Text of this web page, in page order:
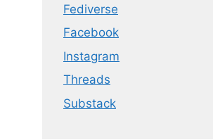
Fediverse
Facebook
Instagram
Threads
Substack